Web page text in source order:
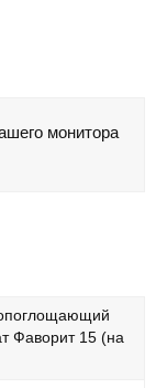
Фаворит 15 (на
монитора